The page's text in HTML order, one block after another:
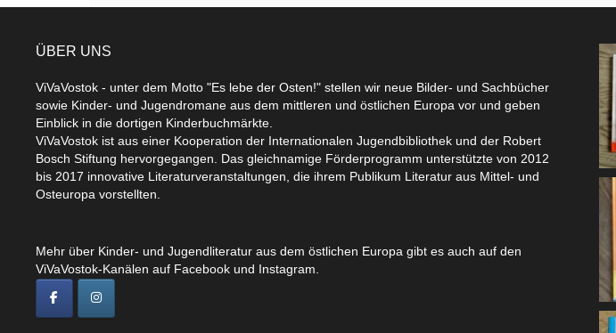
ÜBER UNS
ViVaVostok - unter dem Motto "Es lebe der Osten!" stellen wir neue Bilder- und Sachbücher
sowie Kinder- und Jugendromane aus dem mittleren und östlichen Europa vor und geben
Einblick in die dortigen Kinderbuchmärkte.
ViVaVostok ist aus einer Kooperation der Internationalen Jugendbibliothek und der Robert
Bosch Stiftung hervorgegangen. Das gleichnamige Förderprogramm unterstützte von 2012
bis 2017 innovative Literaturveranstaltungen, die ihrem Publikum Literatur aus Mittel- und
Osteuropa vorstellten.
Mehr über Kinder- und Jugendliteratur aus dem östlichen Europa gibt es auch auf den
ViVaVostok-Kanälen auf Facebook und Instagram.